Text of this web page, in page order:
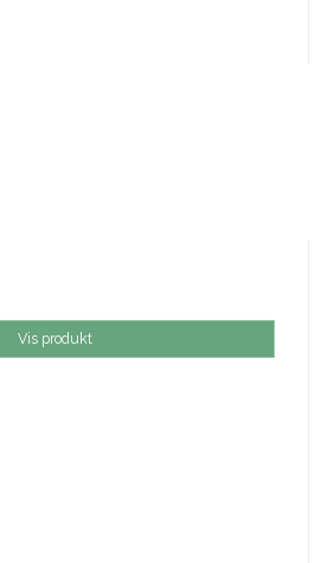
Vis produkt